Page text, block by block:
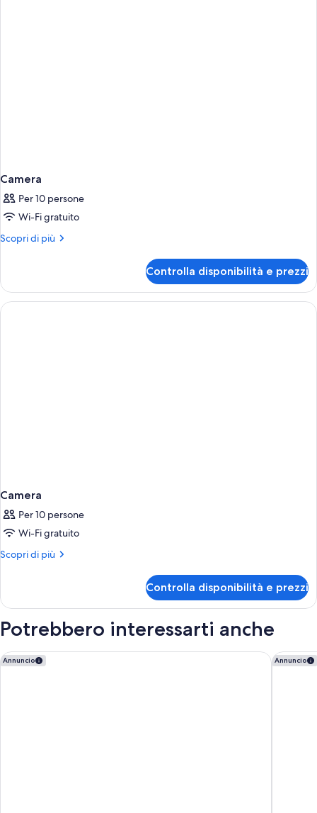
Camera
Per 10 persone
Wi-Fi gratuito
Scopri di più
Altri
Controlla disponibilità e prezzi
Camera
Per 10 persone
Wi-Fi gratuito
Scopri di più
Altri
Controlla disponibilità e prezzi
Potrebbero interessarti anche
Annuncio
Hotel Scirocco St. Julian's, Affiliated by Meliá Annuncio
Verdi St